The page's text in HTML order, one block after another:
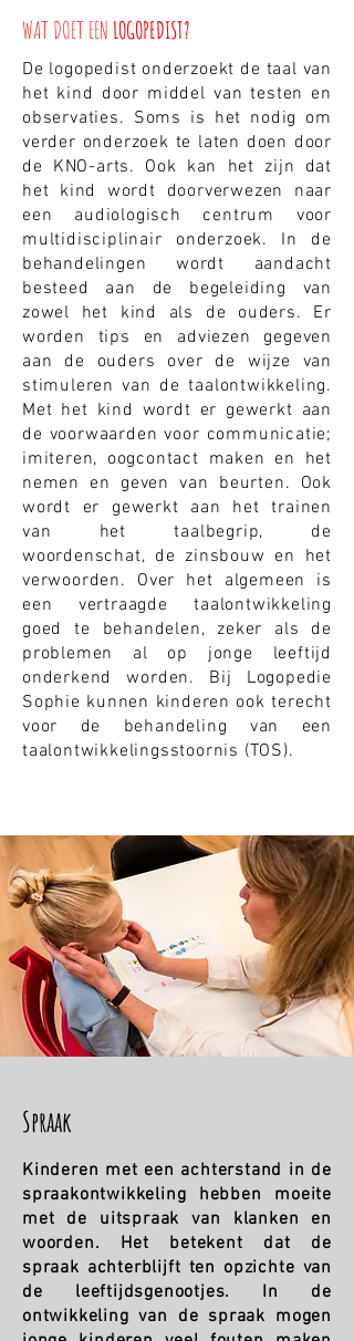
WAT DOET EEN LOGOPEDIST?
De logopedist onderzoekt de taal van
het kind door middel van testen en
observaties. Soms is het nodig om
verder onderzoek te laten doen door
de KNO-arts. Ook kan het zijn dat
het kind wordt doorverwezen naar
een audiologisch centrum voor
multidisciplinair onderzoek. In de
behandelingen wordt aandacht
besteed aan de begeleiding van
zowel het kind als de ouders. Er
worden tips en adviezen gegeven
aan de ouders over de wijze van
stimuleren van de taalontwikkeling.
Met het kind wordt er gewerkt aan
de voorwaarden voor communicatie;
imiteren, oogcontact maken en het
nemen en geven van beurten. Ook
wordt er gewerkt aan het trainen
van het taalbegrip, de
woordenschat, de zinsbouw en het
verwoorden. Over het algemeen is
een vertraagde taalontwikkeling
goed te behandelen, zeker als de
problemen al op jonge leeftijd
onderkend worden. Bij Logopedie
Sophie kunnen kinderen ook terecht
voor de behandeling van een
taalontwikkelingsstoornis (TOS).
Spraak
​Kinderen met een achterstand in de
spraakontwikkeling hebben moeite
met de uitspraak van klanken en
woorden. Het betekent dat de
spraak achterblijft ten opzichte van
de leeftijdsgenootjes. In de
ontwikkeling van de spraak mogen